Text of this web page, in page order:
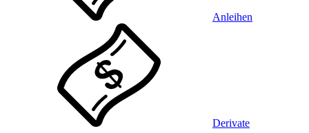
Anleihen
Derivate